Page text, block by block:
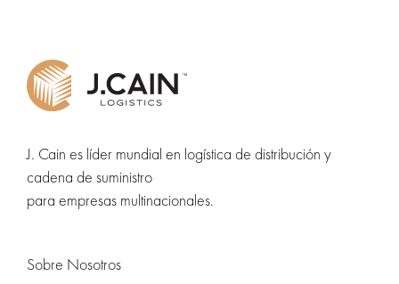
J. Cain es líder mundial en logística de distribución y
cadena de suministro
para empresas multinacionales.
Sobre Nosotros